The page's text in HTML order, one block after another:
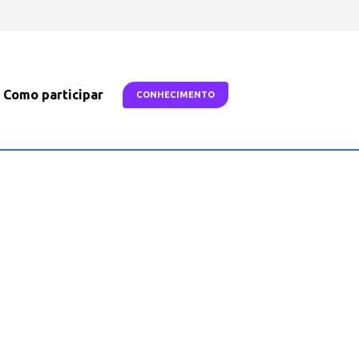
Como participar CONHECIMENTO